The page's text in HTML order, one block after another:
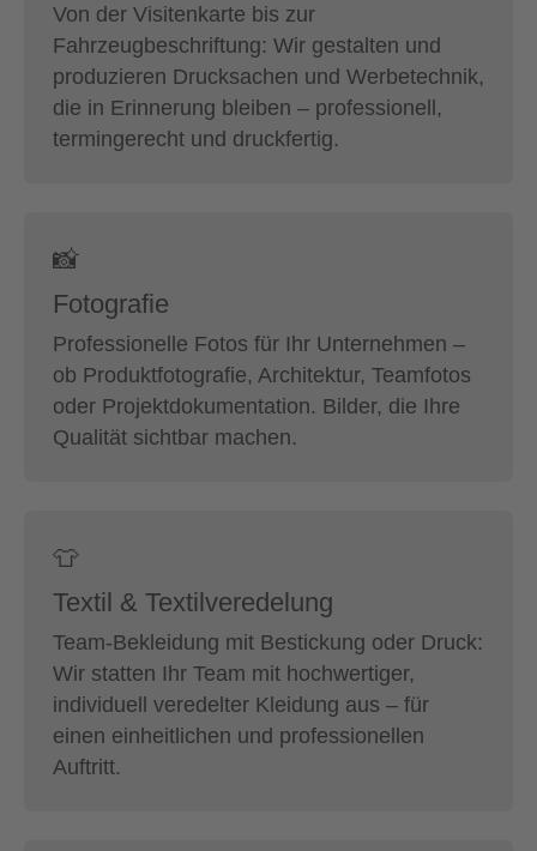
Von der Visitenkarte bis zur
Fahrzeugbeschriftung: Wir gestalten und
produzieren Drucksachen und Werbetechnik,
die in Erinnerung bleiben – professionell,
termingerecht und druckfertig.
📸
Fotografie
Professionelle Fotos für Ihr Unternehmen –
ob Produktfotografie, Architektur, Teamfotos
oder Projektdokumentation. Bilder, die Ihre
Qualität sichtbar machen.
👕
Textil & Textilveredelung
Team-Bekleidung mit Bestickung oder Druck:
Wir statten Ihr Team mit hochwertiger,
individuell veredelter Kleidung aus – für
einen einheitlichen und professionellen
Auftritt.